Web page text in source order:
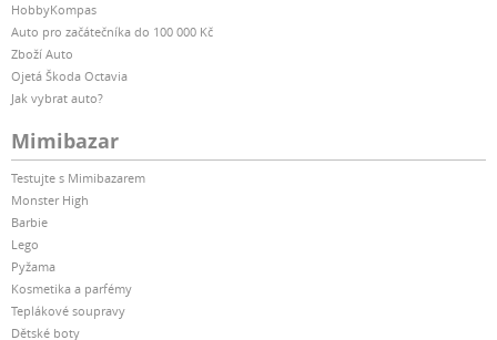
HobbyKompas
Auto pro začátečníka do 100 000 Kč
Zboží Auto
Ojetá Škoda Octavia
Jak vybrat auto?
Mimibazar
Testujte s Mimibazarem
Monster High
Barbie
Lego
Pyžama
Kosmetika a parfémy
Teplákové soupravy
Dětské boty